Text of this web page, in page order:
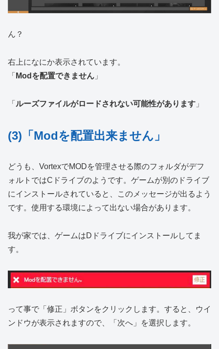
ん？
右上になにか表示されています。
「 Modを配置できません 」
「 ルーズファイルがロードされない可能性があります 」
(3)「Modを配置出来ません」
どうも、VortexでMODを管理させる際のフォルダがデフ
ォルトではCドライブのようです。ゲームが別のドライブ
にインストールされていると、このメッセージが出るよう
です。使用する環境によって出ない場合があります。
我が家では、ゲームはDドライブにインストールしてま
す。
って事で「修正」ボタンをクリックします。すると、ウイ
ンドウが表示されますので、「次へ」を選択します。